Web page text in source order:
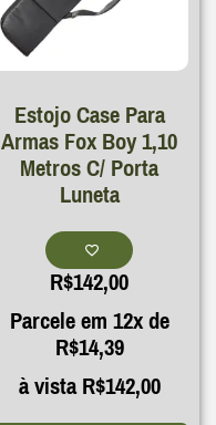
Estojo Case Para
Armas Fox Boy 1,10
Metros C/ Porta
Luneta
R$142,00
Parcele em 12x de
R$14,39
à vistaR$142,00